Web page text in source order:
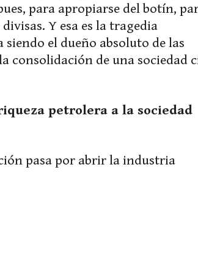
para apropiarse del botín,
Y esa es la tragedia
el dueño absoluto de las
consolidación de una sociedad
petrolera a la sociedad
pasa por abrir la industria